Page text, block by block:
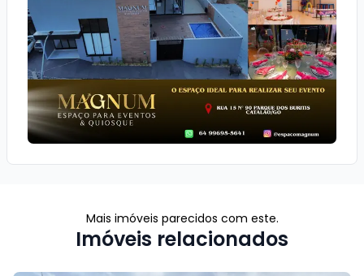
Mais imóveis parecidos com este.
Imóveis relacionados